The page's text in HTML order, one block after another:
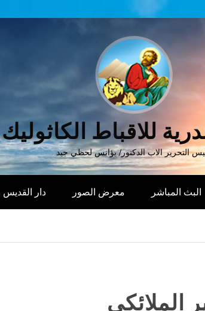
للاقباط
التحرير الاب الدكتور/ يؤانس لحظي جيد
البث المباشر معرض الصور دار
الملائكي